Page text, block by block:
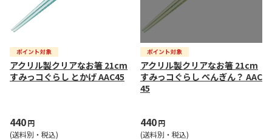
アクリル製クリアなお箸 21cm
すみっコぐらし とかげ AAC45
440円
(送料別・税込)
アクリル製クリアなお箸 21cm
すみっコぐらし ぺんぎん？ AAC
45
440円
(送料別・税込)